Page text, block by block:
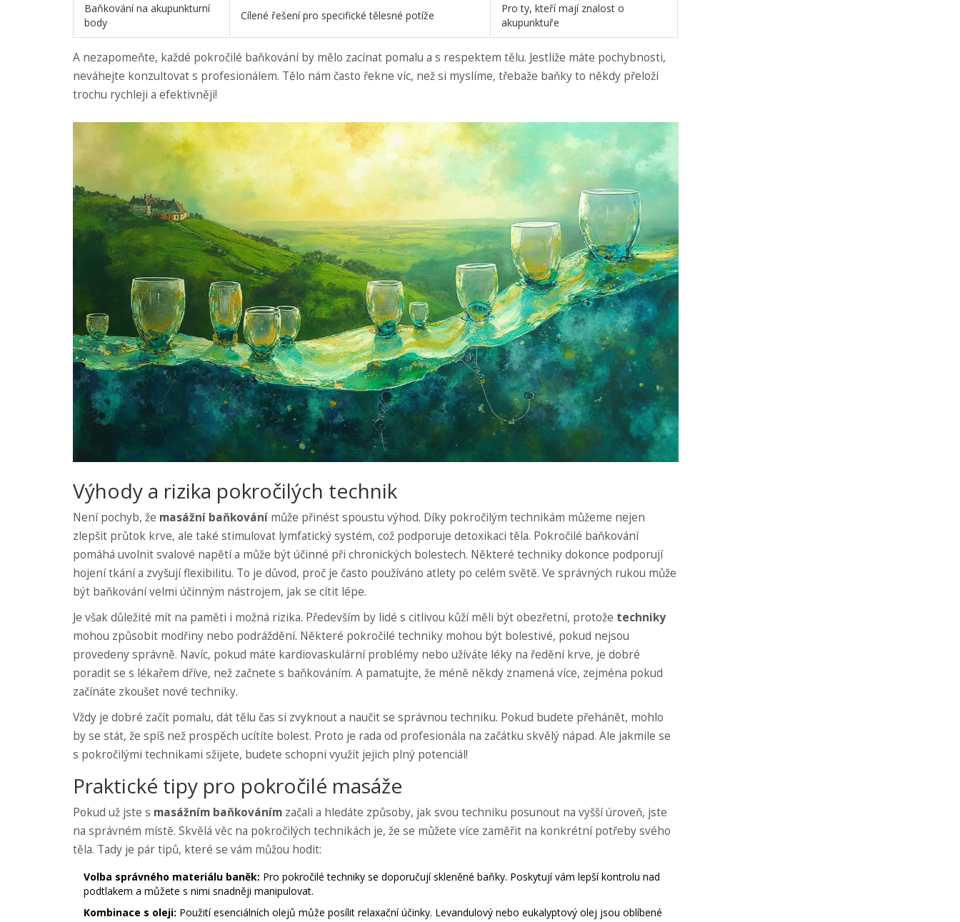
Baňkování na akupunkturní
body
Cílené řešení pro specifické tělesné potíže
Pro ty, kteří mají znalost o
akupunktuře
A nezapomeňte, každé pokročilé baňkování by mělo zacínat pomalu a s respektem tělu. Jestliže máte pochybnosti,
neváhejte konzultovat s profesionálem. Tělo nám často řekne víc, než si myslíme, třebaže baňky to někdy přeloží
trochu rychleji a efektivněji!
Výhody a rizika pokročilých technik
Není pochyb, že masážní baňkování může přinést spoustu výhod. Díky pokročilým technikám můžeme nejen
zlepšit průtok krve, ale také stimulovat lymfatický systém, což podporuje detoxikaci těla. Pokročilé baňkování
pomáhá uvolnit svalové napětí a může být účinné při chronických bolestech. Některé techniky dokonce podporují
hojení tkání a zvyšují flexibilitu. To je důvod, proč je často používáno atlety po celém světě. Ve správných rukou může
být baňkování velmi účinným nástrojem, jak se cítit lépe.
Je však důležité mít na paměti i možná rizika. Především by lidé s citlivou kůží měli být obezřetní, protože techniky
mohou způsobit modřiny nebo podráždění. Některé pokročilé techniky mohou být bolestivé, pokud nejsou
provedeny správně. Navíc, pokud máte kardiovaskulární problémy nebo užíváte léky na ředění krve, je dobré
poradit se s lékařem dříve, než začnete s baňkováním. A pamatujte, že méně někdy znamená více, zejména pokud
začínáte zkoušet nové techniky.
Vždy je dobré začít pomalu, dát tělu čas si zvyknout a naučit se správnou techniku. Pokud budete přehánět, mohlo
by se stát, že spíš než prospěch ucítíte bolest. Proto je rada od profesionála na začátku skvělý nápad. Ale jakmile se
s pokročilými technikami sžijete, budete schopni využít jejich plný potenciál!
Praktické tipy pro pokročilé masáže
Pokud už jste s masážním baňkováním začali a hledáte způsoby, jak svou techniku posunout na vyšší úroveň, jste
na správném místě. Skvělá věc na pokročilých technikách je, že se můžete více zaměřit na konkrétní potřeby svého
těla. Tady je pár tipů, které se vám můžou hodit:
Volba správného materiálu baněk: Pro pokročilé techniky se doporučují skleněné baňky. Poskytují vám lepší kontrolu nad
podtlakem a můžete s nimi snadněji manipulovat.
Kombinace s oleji: Použití esenciálních olejů může posílit relaxační účinky. Levandulový nebo eukalyptový olej jsou oblíbené